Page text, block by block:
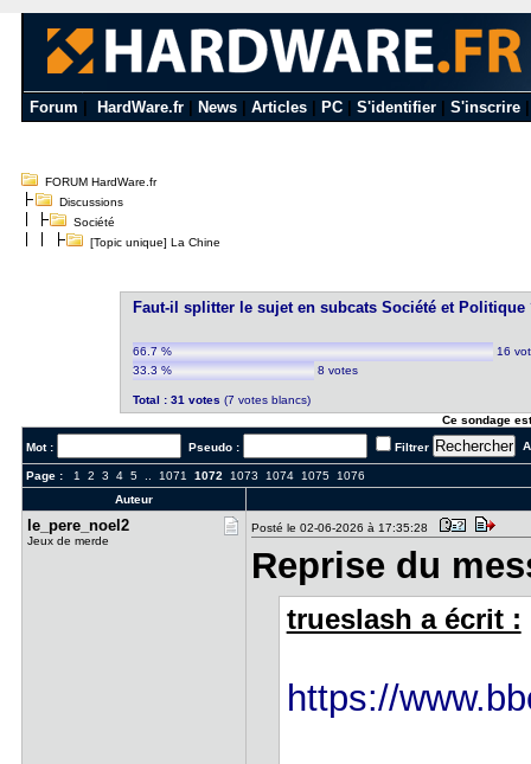
Forum HardWare.fr News Articles PC S'identifier S'inscrire
FORUM HardWare.fr
Discussions
Société
[Topic unique] La Chine
Faut-il splitter le sujet en subcats Société et Politique
66.7 %
16
33.3 %
8 votes
Total : 31 votes (7 votes blancs)
Ce sondage
Mot : Pseudo : Filtrer
Page : 1 2 3 4 5.. 1071 1072 1073 1074 1075
1076
Auteur
le_pere_no​el2
Jeux de merde
Posté le 02-06-2026 à 17:35:28
Reprise du
trueslash a écrit :
https://